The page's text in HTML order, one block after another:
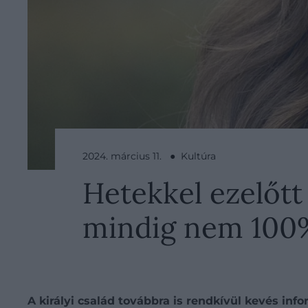
2024. március 11. ● Kultúra
Hetekkel
mindig nem
A királyi család továbbra is rendkívül kevés